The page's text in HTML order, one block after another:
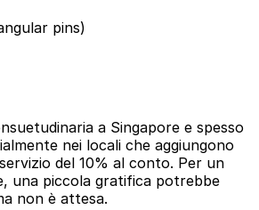
pins)
a Singapore e spesso
nei locali che aggiungono
del 10% al conto. Per un
una piccola gratifica potrebbe
non è attesa.